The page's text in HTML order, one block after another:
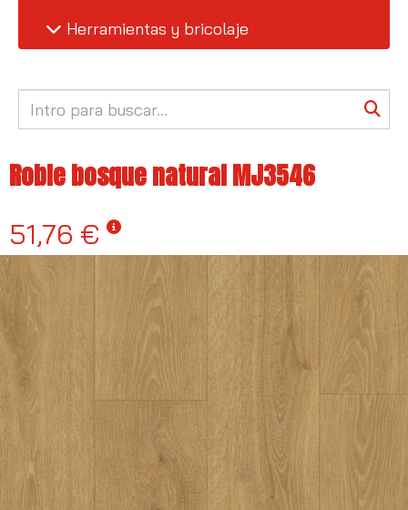
Herramientas y bricolaje
Roble bosque natural MJ3546
51,76 €